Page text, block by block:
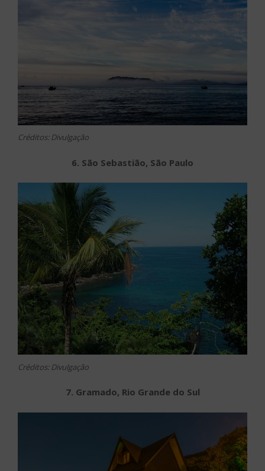
Créditos: Divulgação
6. São Sebastião, São Paulo
Créditos: Divulgação
7. Gramado, Rio Grande do Sul